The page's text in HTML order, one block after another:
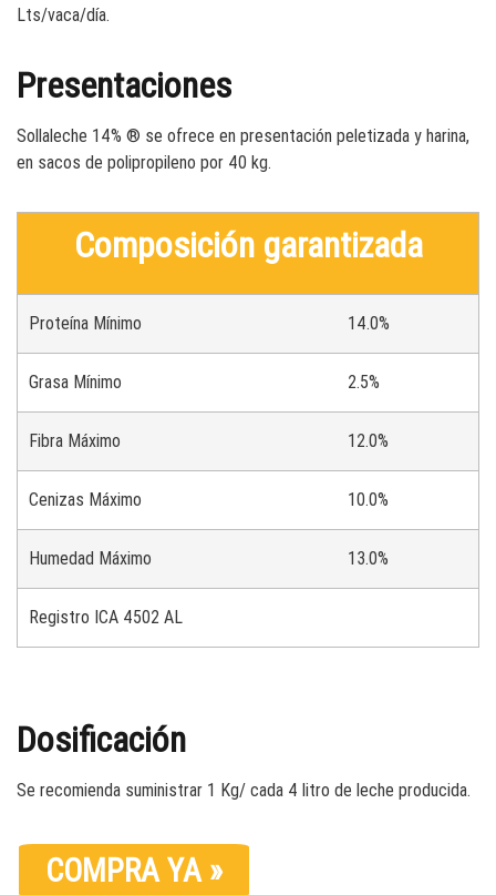
Lts/vaca/día.
Presentaciones
Sollaleche 14% ® se ofrece en presentación peletizada y harina,
en sacos de polipropileno por 40 kg.
Composición garantizada
Proteína Mínimo 14.0%
Grasa Mínimo 2.5%
Fibra Máximo 12.0%
Cenizas Máximo 10.0%
Humedad Máximo 13.0%
Registro ICA 4502 AL
Dosificación
Se recomienda suministrar 1 Kg/ cada 4 litro de leche producida.
COMPRA YA »